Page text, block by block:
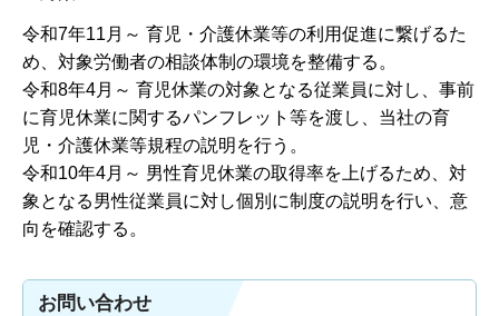
令和7年11月～ 育児・介護休業等の利用促進に繋げるた
め、対象労働者の相談体制の環境を整備する。
令和8年4月～ 育児休業の対象となる従業員に対し、事前
に育児休業に関するパンフレット等を渡し、当社の育
児・介護休業等規程の説明を行う。
令和10年4月～ 男性育児休業の取得率を上げるため、対
象となる男性従業員に対し個別に制度の説明を行い、意
向を確認する。
お問い合わせ